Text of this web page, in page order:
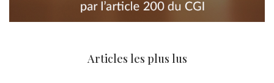
Articles les plus lus